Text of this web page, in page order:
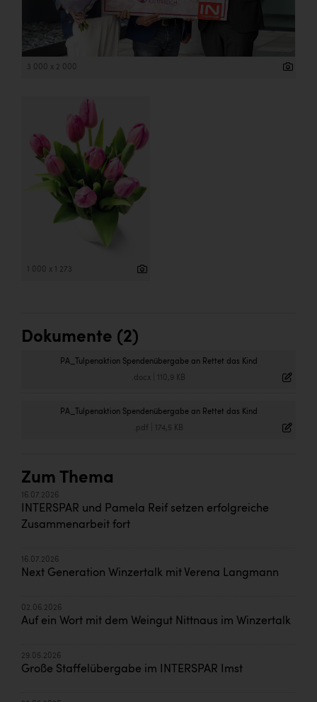
3 000 x 2 000
1 000 x 1 273
Dokumente (2)
PA_Tulpenaktion Spendenübergabe an Rettet das Kind
.docx 110,9 KB
PA_Tulpenaktion Spendenübergabe an Rettet das Kind
.pdf 174,5 KB
Zum Thema
16.07.2026
INTERSPAR und Pamela Reif setzen erfolgreiche
Zusammenarbeit fort
16.07.2026
Next Generation Winzertalk mit Verena Langmann
02.06.2026
Auf ein Wort mit dem Weingut Nittnaus im Winzertalk
29.05.2026
Große Staffelübergabe im INTERSPAR Imst